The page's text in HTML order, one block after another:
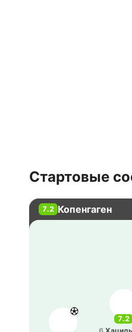
Стартовые
7.2 Копенгаген
7.2